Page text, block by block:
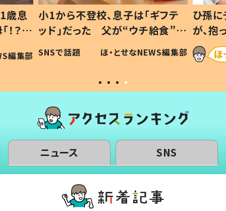
歳息
？」
編集部
小1から不登校、息子は「ギフテ
ッド」だった 父が“ウチ給食”を
作り続ける理由とは #令和の親
#令和の子
SNSで話題 ほ・とせなNEWS編集部
ひ孫
が、
「涙が
い」
ニュース SNS